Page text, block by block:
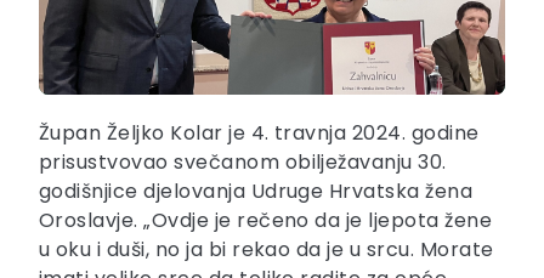
Župan Željko Kolar je 4. travnja 2024. godine
prisustvovao svečanom obilježavanju 30.
godišnjice djelovanja Udruge Hrvatska žena
Oroslavje. „Ovdje je rečeno da je ljepota žene
u oku i duši, no ja bi rekao da je u srcu. Morate